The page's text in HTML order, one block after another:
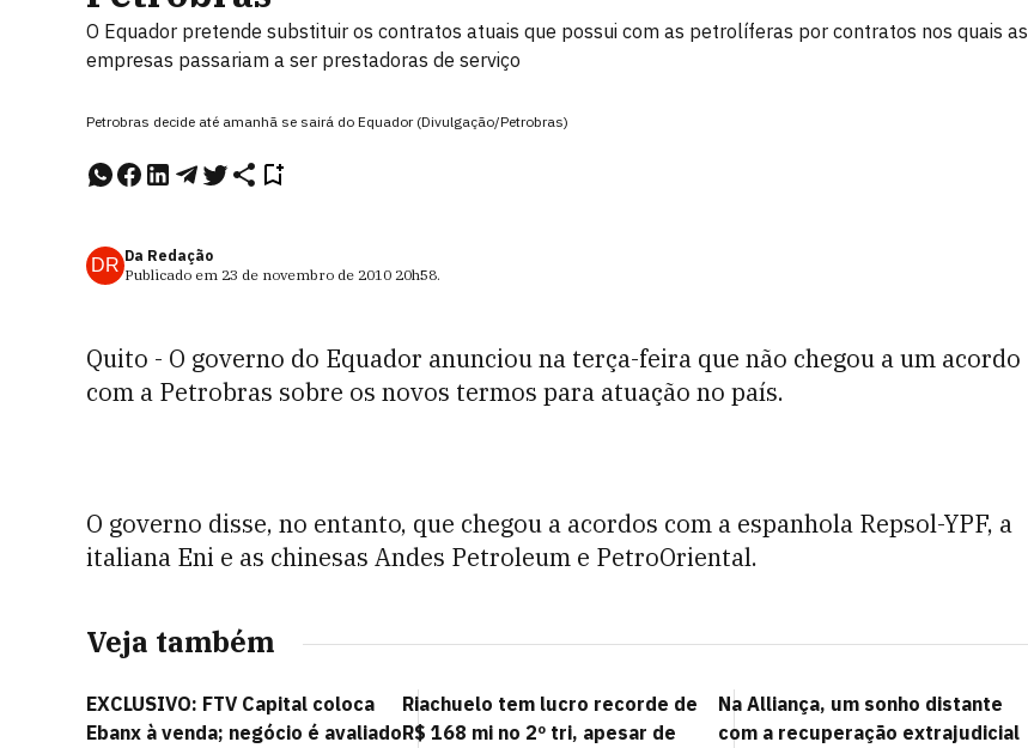
O Equador pretende substituir os contratos atuais que possui com as petrolíferas por contratos nos quais as
empresas passariam a ser prestadoras de serviço
Petrobras decide até amanhã se sairá do Equador (Divulgação/Petrobras)
DR Da Redação
Publicado em 23 de novembro de 2010 20h58.
Quito - O governo do Equador anunciou na terça-feira que não chegou a um acordo
com a Petrobras sobre os novos termos para atuação no país.
O governo disse, no entanto, que chegou a acordos com a espanhola Repsol-YPF, a
italiana Eni e as chinesas Andes Petroleum e PetroOriental.
Veja também
EXCLUSIVO: FTV Capital coloca
Ebanx à venda; negócio é avaliado
Riachuelo tem lucro recorde de
R$ 168 mi no 2º tri, apesar de
Na Alliança, um sonho distante
com a recuperação extrajudicial